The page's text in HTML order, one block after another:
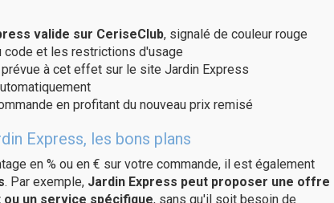
valide sur CeriseClub, signalé de couleur rouge
et les restrictions d'usage
à cet effet sur le site Jardin Express
en profitant du nouveau prix remisé
Express, les bons plans
en % ou en € sur votre commande, il est également
. Par exemple, Jardin Express peut proposer une offre
un service spécifique, sans qu'il soit besoin de